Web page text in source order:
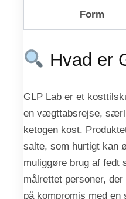
Form
Hvad er
GLP Lab er et
en vægttabsrejse,
ketogen kost.
salte, som hurtigt kan
muliggøre brug af fedt
målrettet personer,
på kompromis med